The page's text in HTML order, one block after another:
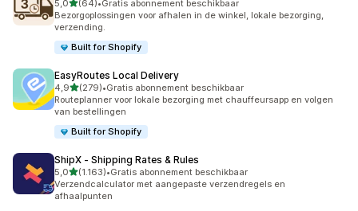
5,0van 5 sterren
(64)
64 recensies in totaal
•Gratis abonnement beschikbaar
Bezorgoplossingen voor afhalen in de winkel, lokale bezorging,
verzending.
Built for Shopify
EasyRoutes Local Delivery
4,9van 5 sterren
(279)
279 recensies in totaal
•Gratis abonnement beschikbaar
Routeplanner voor lokale bezorging met chauffeursapp en volgen
van bestellingen
Built for Shopify
ShipX ‑ Shipping Rates & Rules
5,0van 5 sterren
(1.163)
1163 recensies in totaal
•Gratis abonnement beschikbaar
Verzendcalculator met aangepaste verzendregels en
afhaalpunten